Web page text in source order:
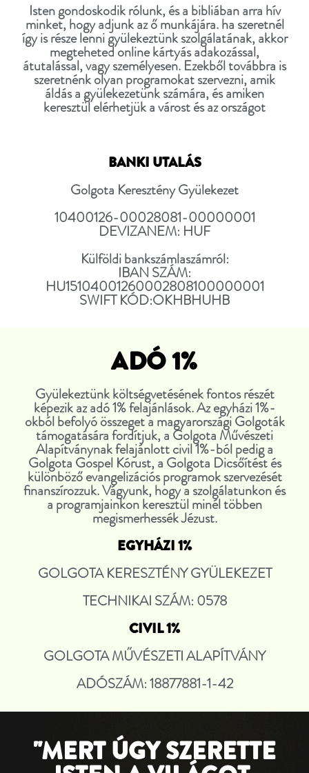
Isten gondoskodik rólunk, és a bibliában arra hív
minket, hogy adjunk az ő munkájára. ha szeretnél
így is része lenni gyülekeztünk szolgálatának, akkor
megteheted online kártyás adakozással,
átutalással, vagy személyesen. Ezekből továbbra is
szeretnénk olyan programokat szervezni, amik
áldás a gyülekezetünk számára, és amiken
keresztül elérhetjük a várost és az országot
BANKI UTALÁS
Golgota Keresztény Gyülekezet
10400126-00028081-00000001
DEVIZANEM: HUF
Külföldi bankszámlaszámról:
IBAN SZÁM:
HU15104001260002808100000001
SWIFT KÓD:OKHBHUHB
ADÓ 1%
Gyülekeztünk költségvetésének fontos részét
képezik az adó 1% felajánlások. Az egyházi 1%-
okból befolyó összeget a magyarországi Golgoták
támogatására fordítjuk, a Golgota Művészeti
Alapítványnak felajánlott civil 1%-ból pedig a
Golgota Gospel Kórust, a Golgota Dicsőítést és
különböző evangelizációs programok szervezését
finanszírozzuk. Vágyunk, hogy a szolgálatunkon és
a programjainkon keresztül minél többen
megismerhessék Jézust.
EGYHÁZI 1%
GOLGOTA KERESZTÉNY GYÜLEKEZET
TECHNIKAI SZÁM: 0578
CIVIL 1%
GOLGOTA MŰVÉSZETI ALAPÍTVÁNY
ADÓSZÁM: 18877881-1-42
"MERT ÚGY SZERETTE